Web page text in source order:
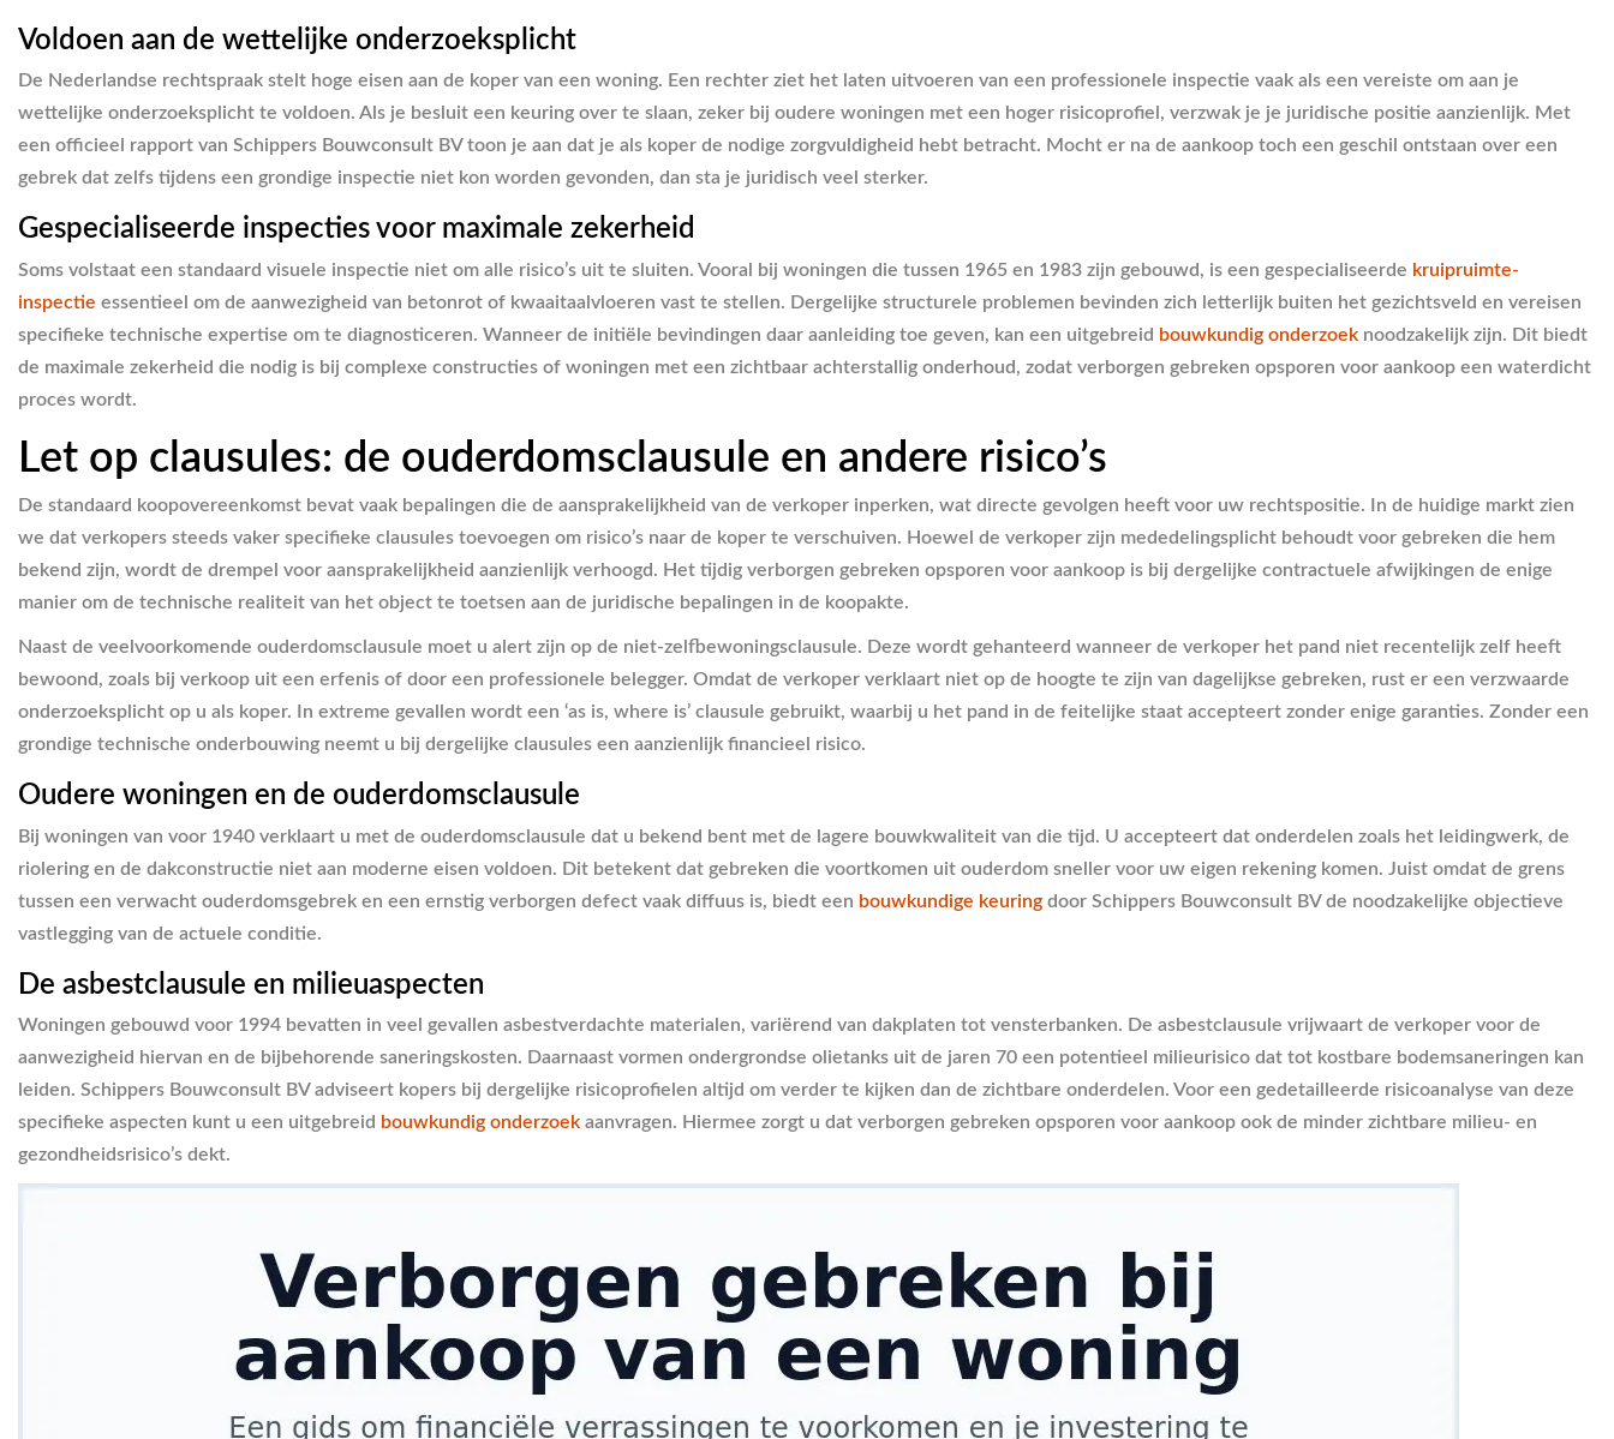
Voldoen aan de wettelijke onderzoeksplicht
De Nederlandse rechtspraak stelt hoge eisen aan de koper van een woning. Een rechter ziet het laten uitvoeren van een professionele inspectie vaak als een vereiste om aan je
wettelijke onderzoeksplicht te voldoen. Als je besluit een keuring over te slaan, zeker bij oudere woningen met een hoger risicoprofiel, verzwak je je juridische positie aanzienlijk. Met
een officieel rapport van Schippers Bouwconsult BV toon je aan dat je als koper de nodige zorgvuldigheid hebt betracht. Mocht er na de aankoop toch een geschil ontstaan over een
gebrek dat zelfs tijdens een grondige inspectie niet kon worden gevonden, dan sta je juridisch veel sterker.
Gespecialiseerde inspecties voor maximale zekerheid
Soms volstaat een standaard visuele inspectie niet om alle risico’s uit te sluiten. Vooral bij woningen die tussen 1965 en 1983 zijn gebouwd, is een gespecialiseerde kruipruimte-
inspectie essentieel om de aanwezigheid van betonrot of kwaaitaalvloeren vast te stellen. Dergelijke structurele problemen bevinden zich letterlijk buiten het gezichtsveld en vereisen
specifieke technische expertise om te diagnosticeren. Wanneer de initiële bevindingen daar aanleiding toe geven, kan een uitgebreid bouwkundig onderzoek noodzakelijk zijn. Dit biedt
de maximale zekerheid die nodig is bij complexe constructies of woningen met een zichtbaar achterstallig onderhoud, zodat verborgen gebreken opsporen voor aankoop een waterdicht
proces wordt.
Let op clausules: de ouderdomsclausule en andere risico’s
De standaard koopovereenkomst bevat vaak bepalingen die de aansprakelijkheid van de verkoper inperken, wat directe gevolgen heeft voor uw rechtspositie. In de huidige markt zien
we dat verkopers steeds vaker specifieke clausules toevoegen om risico’s naar de koper te verschuiven. Hoewel de verkoper zijn mededelingsplicht behoudt voor gebreken die hem
bekend zijn, wordt de drempel voor aansprakelijkheid aanzienlijk verhoogd. Het tijdig verborgen gebreken opsporen voor aankoop is bij dergelijke contractuele afwijkingen de enige
manier om de technische realiteit van het object te toetsen aan de juridische bepalingen in de koopakte.
Naast de veelvoorkomende ouderdomsclausule moet u alert zijn op de niet-zelfbewoningsclausule. Deze wordt gehanteerd wanneer de verkoper het pand niet recentelijk zelf heeft
bewoond, zoals bij verkoop uit een erfenis of door een professionele belegger. Omdat de verkoper verklaart niet op de hoogte te zijn van dagelijkse gebreken, rust er een verzwaarde
onderzoeksplicht op u als koper. In extreme gevallen wordt een ‘as is, where is’ clausule gebruikt, waarbij u het pand in de feitelijke staat accepteert zonder enige garanties. Zonder een
grondige technische onderbouwing neemt u bij dergelijke clausules een aanzienlijk financieel risico.
Oudere woningen en de ouderdomsclausule
Bij woningen van voor 1940 verklaart u met de ouderdomsclausule dat u bekend bent met de lagere bouwkwaliteit van die tijd. U accepteert dat onderdelen zoals het leidingwerk, de
riolering en de dakconstructie niet aan moderne eisen voldoen. Dit betekent dat gebreken die voortkomen uit ouderdom sneller voor uw eigen rekening komen. Juist omdat de grens
tussen een verwacht ouderdomsgebrek en een ernstig verborgen defect vaak diffuus is, biedt een bouwkundige keuring door Schippers Bouwconsult BV de noodzakelijke objectieve
vastlegging van de actuele conditie.
De asbestclausule en milieuaspecten
Woningen gebouwd voor 1994 bevatten in veel gevallen asbestverdachte materialen, variërend van dakplaten tot vensterbanken. De asbestclausule vrijwaart de verkoper voor de
aanwezigheid hiervan en de bijbehorende saneringskosten. Daarnaast vormen ondergrondse olietanks uit de jaren 70 een potentieel milieurisico dat tot kostbare bodemsaneringen kan
leiden. Schippers Bouwconsult BV adviseert kopers bij dergelijke risicoprofielen altijd om verder te kijken dan de zichtbare onderdelen. Voor een gedetailleerde risicoanalyse van deze
specifieke aspecten kunt u een uitgebreid bouwkundig onderzoek aanvragen. Hiermee zorgt u dat verborgen gebreken opsporen voor aankoop ook de minder zichtbare milieu- en
gezondheidsrisico’s dekt.